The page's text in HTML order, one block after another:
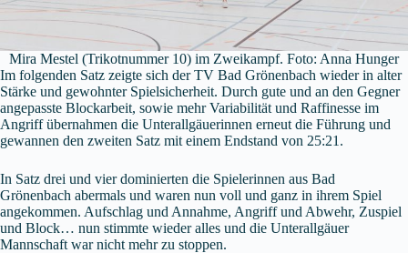
Mira Mestel (Trikotnummer 10) im Zweikampf. Foto: Anna Hunger
Im folgenden Satz zeigte sich der TV Bad Grönenbach wieder in alter
Stärke und gewohnter Spielsicherheit. Durch gute und an den Gegner
angepasste Blockarbeit, sowie mehr Variabilität und Raffinesse im
Angriff übernahmen die Unterallgäuerinnen erneut die Führung und
gewannen den zweiten Satz mit einem Endstand von 25:21.
In Satz drei und vier dominierten die Spielerinnen aus Bad
Grönenbach abermals und waren nun voll und ganz in ihrem Spiel
angekommen. Aufschlag und Annahme, Angriff und Abwehr, Zuspiel
und Block… nun stimmte wieder alles und die Unterallgäuer
Mannschaft war nicht mehr zu stoppen.